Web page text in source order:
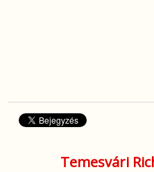
Temesvári